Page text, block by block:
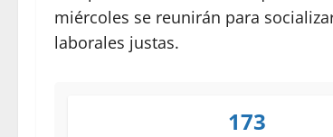
miércoles se reunirán para
laborales justas.
173